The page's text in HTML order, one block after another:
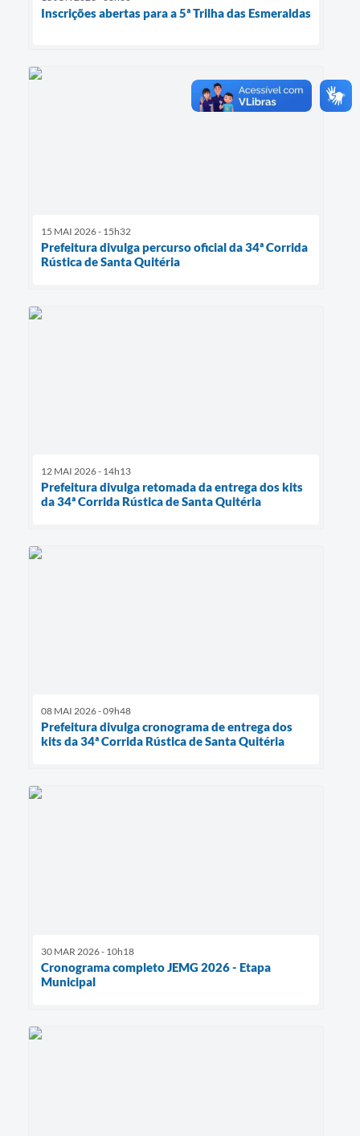
Inscrições abertas para a 5ª Trilha das Esmeraldas
15 MAI 2026 - 15h32
Prefeitura divulga percurso oficial da 34ª Corrida
Rústica de Santa Quitéria
12 MAI 2026 - 14h13
Prefeitura divulga retomada da entrega dos kits
da 34ª Corrida Rústica de Santa Quitéria
08 MAI 2026 - 09h48
Prefeitura divulga cronograma de entrega dos
kits da 34ª Corrida Rústica de Santa Quitéria
30 MAR 2026 - 10h18
Cronograma completo JEMG 2026 - Etapa
Municipal